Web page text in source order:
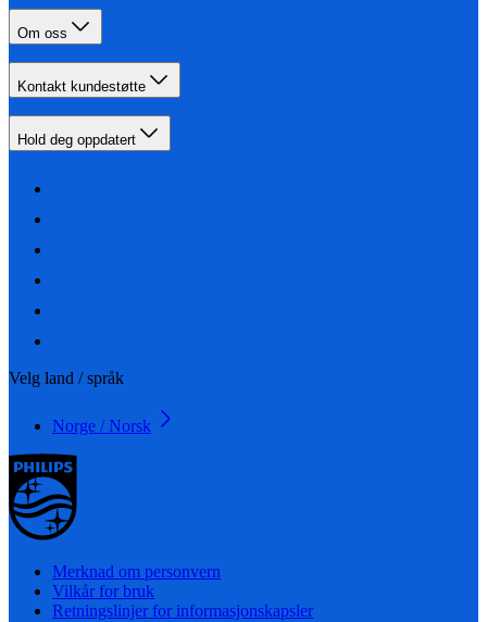
Om oss
Kontakt kundestøtte
Hold deg oppdatert
Velg land / språk
Norge / Norsk
Merknad om personvern
Vilkår for bruk
Retningslinjer for informasjonskapsler